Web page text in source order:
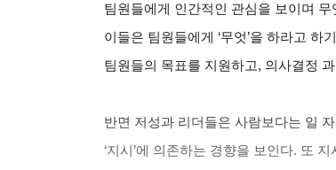
팀원들에게 인간적인 관심을 보이며
이들은 팀원들에게 ‘무엇’을 하라고 하
팀원들의 목표를 지원하고, 의사결정
반면 저성과 리더들은 사람보다는 일
‘지시’에 의존하는 경향을 보인다. 또